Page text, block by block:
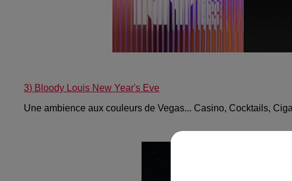
3) Bloody Louis New Year's Eve
Une ambience aux couleurs de Vegas... Casino, Cocktails,